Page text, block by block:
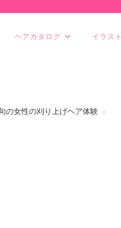
ヘアカタログ イラスト
の女性の刈り上げヘア体験 >